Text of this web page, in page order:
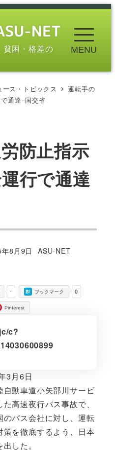
貧困・格差の MENU
ース・トピックス
運転手の
通達−国交省
防止指示
行で通達
8月9日
著
ASU-NET
- 0
ブックマーク
Pinterest
c?
3月6日
動車道小矢部川サービ
高速夜行バス事故で、
バス会社に対し、運転
を徹底するよう、日本
した。